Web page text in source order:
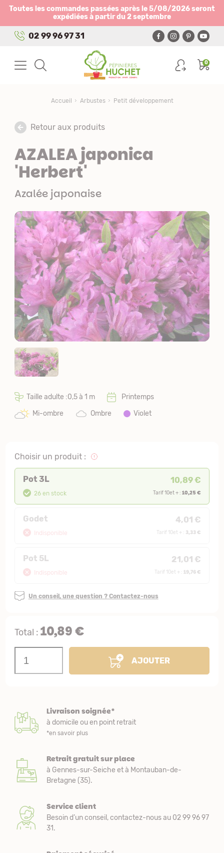
Toutes les commandes passées après le 5/08/2026 seront
expédiées à partir du 2 septembre
02 99 96 97 31
0
Accueil Arbustes Petit développement
Retour aux produits
AZALEA japonica
'Herbert'
Azalée japonaise
Taille adulte :0,5 à 1 m
Printemps
Mi-ombre
Ombre Violet
Choisir un produit :
Pot 3L 10,89 €
26 en stock Tarif 10et + :10,25 €
Godet 4,01 €
Indisponible Tarif 10et + : 3,33 €
Pot 5L 21,01 €
Indisponible Tarif 10et + :19,76 €
Un conseil, une question ? Contactez-nous
Total : 10,89 €
AJOUTER
Livraison soignée*
à domicile ou en point retrait
*en savoir plus
Retrait gratuit sur place
à Gennes-sur-Seiche et à Montauban-de-
Bretagne (35).
Service client
Besoin d’un conseil, contactez-nous au 02 99 96 97
31.
Panneau de gestion des cookies